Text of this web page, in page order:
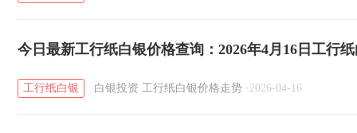
今日最新工行纸白银价格查询：2026年4月16日工行
工行纸白银 白银投资 工行纸白银价格走势 · 2026-04-16